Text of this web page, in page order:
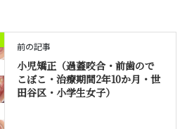
前の記事
小児矯正（過蓋咬合・前歯ので
こぼこ・治療期間2年10か月・世
田谷区・小学生女子）